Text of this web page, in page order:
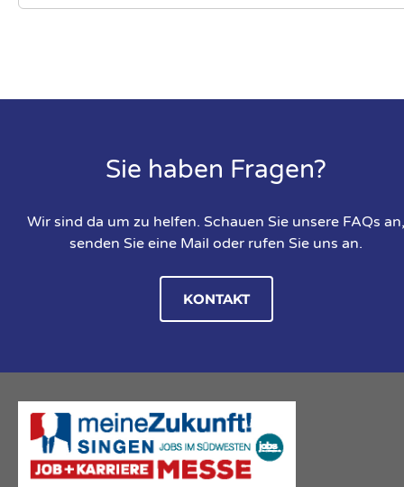
Sie haben Fragen?
Wir sind da um zu helfen. Schauen Sie unsere FAQs
senden Sie eine Mail oder rufen Sie uns an.
KONTAKT